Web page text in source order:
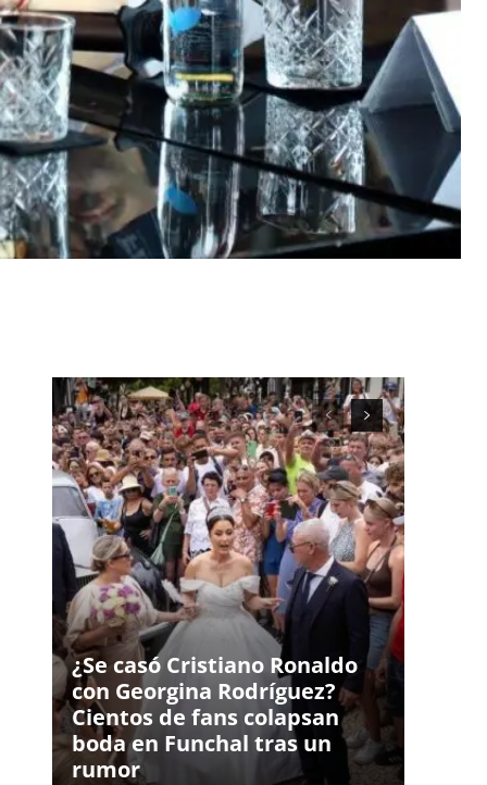
¿Se casó Cristiano Ronaldo
con Georgina Rodríguez?
Cientos de fans colapsan
boda en Funchal tras un
rumor